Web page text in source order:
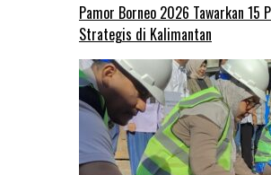
Pamor Borneo 2026 Tawarkan 15
Strategis di Kalimantan